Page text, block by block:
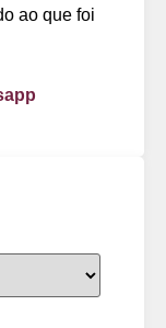
ao que foi